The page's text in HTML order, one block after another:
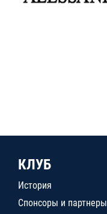
КЛУБ
История
Спонсоры и партнеры